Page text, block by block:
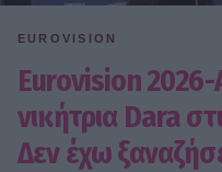
EUROVISION
Eurovision
νικήτρια Dara
Δεν έχω